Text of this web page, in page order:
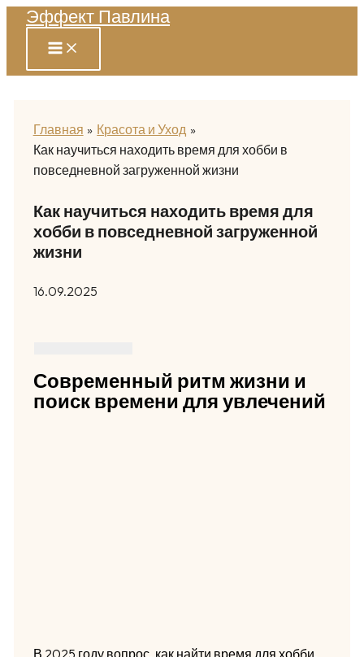
Перейти
содержимому
Эффект Павлина
Главная
Красота и Уход
Как научиться находить время для хобби в
повседневной загруженной жизни
Как научиться находить время для
хобби в повседневной загруженной
жизни
16.09.2025
Современный ритм жизни и
поиск времени для увлечений
В 2025 году вопрос, как найти время для хобби,